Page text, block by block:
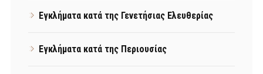
Εγκλήματα κατά της Γενετήσιας Ελευθερίας
Εγκλήματα κατά της Περιουσίας